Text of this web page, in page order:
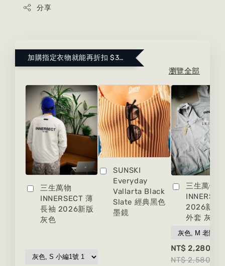
分享
加購指定衣物就能再折扣 $300 ！點這裡看更多～
瀏覽全部
三生萬物
INNERSECT 薄
長袖 2026新版
灰色
SUNSKI
Everyday
Vallarta Black
Slate 經典黑色
墨鏡
三生萬物
2026新版
外套 灰色
NT$ 2,280
NT$ 2,580